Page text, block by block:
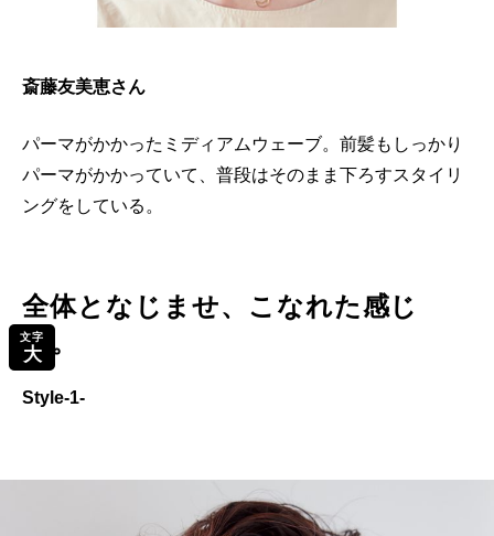
文字
大
斎藤友美恵さん
パーマがかかったミディアムウェーブ。前髪もしっかり
パーマがかかっていて、普段はそのまま下ろすスタイリ
ングをしている。
全体となじませ、こなれた感じ
に。
Style-1-